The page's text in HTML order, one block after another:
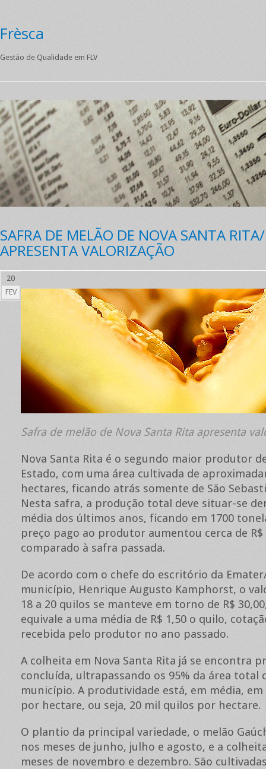
Frèsca
Gestão de Qualidade em FLV
SAFRA DE MELÃO DE NOVA SANTA
APRESENTA VALORIZAÇÃO
20
FEV
Safra de melão de Nova Santa Rita apresenta
Nova Santa Rita é o segundo maior produtor
Estado, com uma área cultivada de
hectares, ficando atrás somente de São
Nesta safra, a produção total deve situar-se
média dos últimos anos, ficando em 1700
preço pago ao produtor aumentou cerca de R$
comparado à safra passada.
De acordo com o chefe do escritório da
município, Henrique Augusto Kamphorst, o
18 a 20 quilos se manteve em torno de R$
equivale a uma média de R$ 1,50 o quilo,
recebida pelo produtor no ano passado.
A colheita em Nova Santa Rita já se encontra
concluída, ultrapassando os 95% da área total
município. A produtividade está, em média, em
por hectare, ou seja, 20 mil quilos por hectare.
O plantio da principal variedade, o melão
nos meses de junho, julho e agosto, e a
meses de novembro e dezembro. São